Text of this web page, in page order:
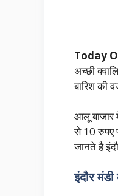
Today
अच्छी
बारिश की
आलू बाजार
से 10 रुपए
जानते है
इंदौर